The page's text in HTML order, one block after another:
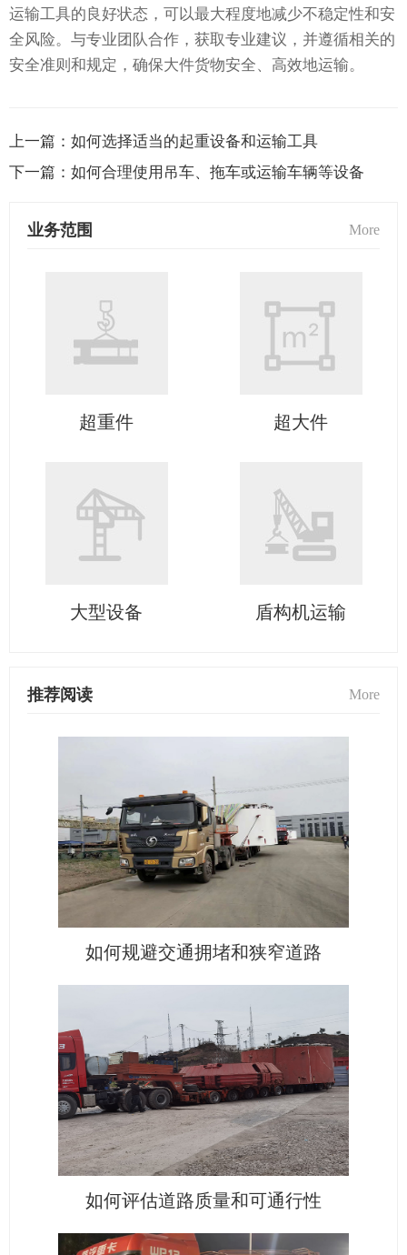
运输工具的良好状态，可以最大程度地减少不稳定性和安
全风险。与专业团队合作，获取专业建议，并遵循相关的
安全准则和规定，确保大件货物安全、高效地运输。
上一篇： 如何选择适当的起重设备和运输工具
下一篇： 如何合理使用吊车、拖车或运输车辆等设备
业务范围 More
超重件 超大件
大型设备 盾构机运输
推荐阅读 More
如何规避交通拥堵和狭窄道路
如何评估道路质量和可通行性